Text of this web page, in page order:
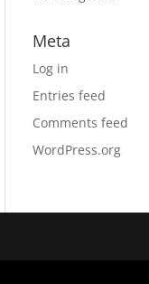
Meta
Log in
Entries feed
Comments feed
WordPress.org